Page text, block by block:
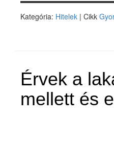
Kategória: Hitelek | Cikk
Érvek a
mellett és